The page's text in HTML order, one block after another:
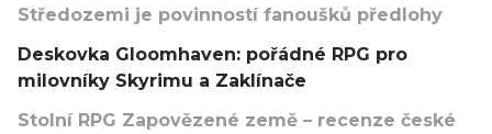
Středozemi je povinností fanoušků předlohy
Deskovka Gloomhaven: pořádné RPG pro
milovníky Skyrimu a Zaklínače
Stolní RPG Zapovězené země – recenze české